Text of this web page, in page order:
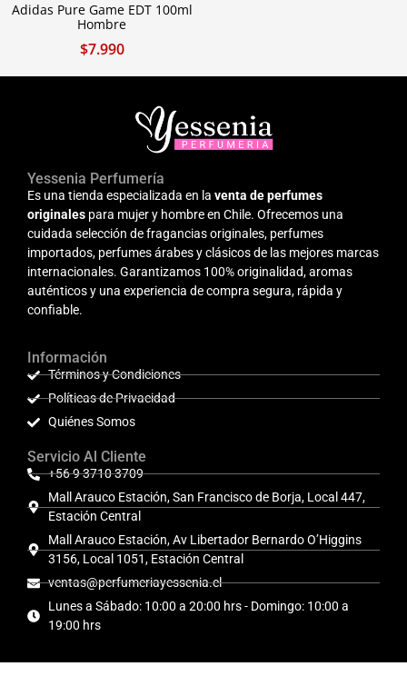
Adidas Pure Game EDT 100ml
Hombre
$7.990
Yessenia Perfumería
Es una tienda especializada en la venta de perfumes
originales para mujer y hombre en Chile. Ofrecemos una
cuidada selección de fragancias originales, perfumes
importados, perfumes árabes y clásicos de las mejores marcas
internacionales. Garantizamos 100% originalidad, aromas
auténticos y una experiencia de compra segura, rápida y
confiable.
Información
Términos y Condiciones
Políticas de Privacidad
Quiénes Somos
Servicio Al Cliente
+56 9 3710 3709
Mall Arauco Estación, San Francisco de Borja, Local 447,
Estación Central
Mall Arauco Estación, Av Libertador Bernardo O’Higgins
3156, Local 1051, Estación Central
ventas@perfumeriayessenia.cl
Lunes a Sábado: 10:00 a 20:00 hrs - Domingo: 10:00 a
19:00 hrs